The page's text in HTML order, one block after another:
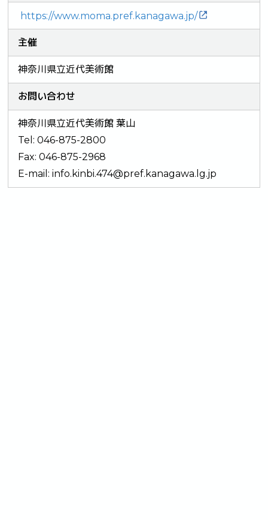
https://www.moma.pref.kanagawa.jp/
主催
神奈川県立近代美術館
お問い合わせ
神奈川県立近代美術館 葉山
Tel: 046-875-2800
Fax: 046-875-2968
E-mail:info.kinbi.474@pref.kanagawa.lg.jp